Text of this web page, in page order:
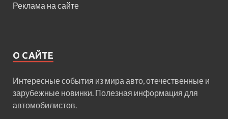
Реклама на сайте
О САЙТЕ
Интересные события из мира авто, отечественные и
зарубежные новинки. Полезная информация для
автомобилистов.